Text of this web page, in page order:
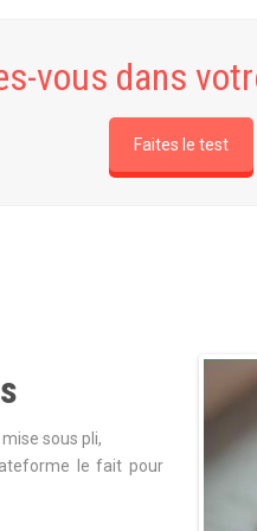
vous dans
Faites le test
sous pli,
le fait pour